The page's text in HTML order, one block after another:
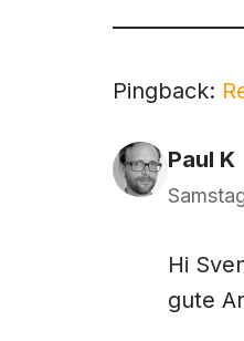
Pingback:
Paul K
Hi
gute